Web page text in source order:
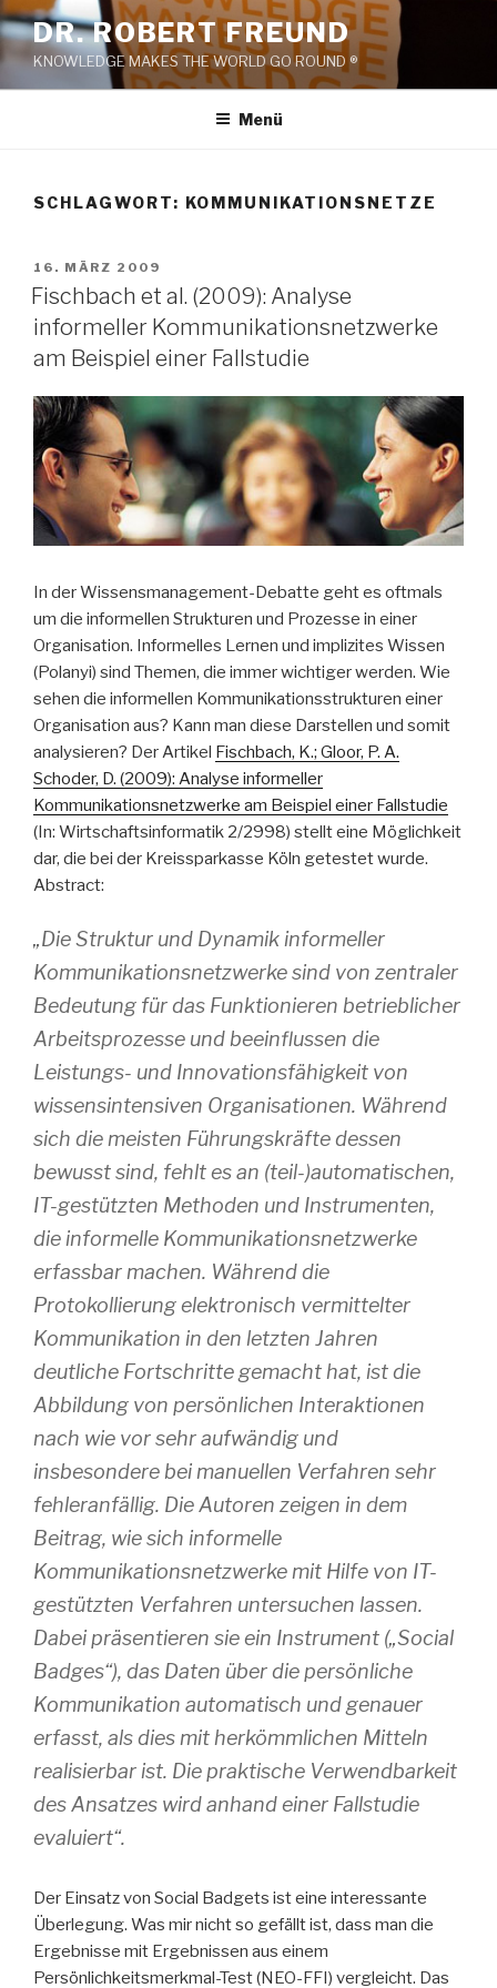
Zum
Inhalt
springen
DR. ROBERT FREUND
KNOWLEDGE MAKES THE WORLD GO ROUND ®
Menü
SCHLAGWORT: KOMMUNIKATIONSNETZE
VERÖFFENTLICHT
AM
16. MÄRZ 2009
Fischbach et al. (2009): Analyse
informeller Kommunikationsnetzwerke
am Beispiel einer Fallstudie
In der Wissensmanagement-Debatte geht es oftmals
um die informellen Strukturen und Prozesse in einer
Organisation. Informelles Lernen und implizites Wissen
(Polanyi) sind Themen, die immer wichtiger werden. Wie
sehen die informellen Kommunikationsstrukturen einer
Organisation aus? Kann man diese Darstellen und somit
analysieren? Der Artikel Fischbach, K.; Gloor, P. A.
Schoder, D. (2009): Analyse informeller
Kommunikationsnetzwerke am Beispiel einer Fallstudie
(In: Wirtschaftsinformatik 2/2998) stellt eine Möglichkeit
dar, die bei der Kreissparkasse Köln getestet wurde.
Abstract:
„Die Struktur und Dynamik informeller
Kommunikationsnetzwerke sind von zentraler
Bedeutung für das Funktionieren betrieblicher
Arbeitsprozesse und beeinflussen die
Leistungs- und Innovationsfähigkeit von
wissensintensiven Organisationen. Während
sich die meisten Führungskräfte dessen
bewusst sind, fehlt es an (teil-)automatischen,
IT-gestützten Methoden und Instrumenten,
die informelle Kommunikationsnetzwerke
erfassbar machen. Während die
Protokollierung elektronisch vermittelter
Kommunikation in den letzten Jahren
deutliche Fortschritte gemacht hat, ist die
Abbildung von persönlichen Interaktionen
nach wie vor sehr aufwändig und
insbesondere bei manuellen Verfahren sehr
fehleranfällig. Die Autoren zeigen in dem
Beitrag, wie sich informelle
Kommunikationsnetzwerke mit Hilfe von IT-
gestützten Verfahren untersuchen lassen.
Dabei präsentieren sie ein Instrument („Social
Badges“), das Daten über die persönliche
Kommunikation automatisch und genauer
erfasst, als dies mit herkömmlichen Mitteln
realisierbar ist. Die praktische Verwendbarkeit
des Ansatzes wird anhand einer Fallstudie
evaluiert“.
Der Einsatz von Social Badgets ist eine interessante
Überlegung. Was mir nicht so gefällt ist, dass man die
Ergebnisse mit Ergebnissen aus einem
Persönlichkeitsmerkmal-Test (NEO-FFI) vergleicht. Das